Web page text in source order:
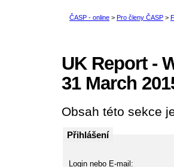
UK Report -
31 March
Obsah této sekce
Přihlášení
Login nebo E-mail: